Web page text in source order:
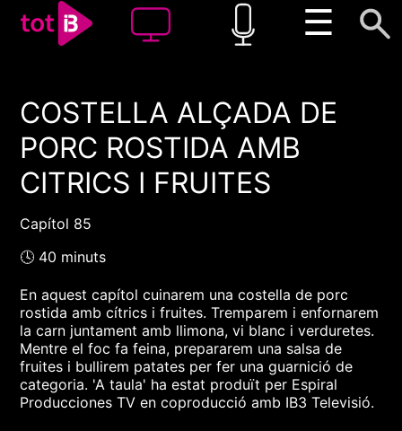
☰
00:00 00:00
1x
COSTELLA ALÇADA DE
PORC ROSTIDA AMB
CITRICS I FRUITES
Capítol 85
🕓 40 minuts
En aquest capítol cuinarem una costella de porc
rostida amb cítrics i fruites. Tremparem i enfornarem
la carn juntament amb llimona, vi blanc i verduretes.
Mentre el foc fa feina, prepararem una salsa de
fruites i bullirem patates per fer una guarnició de
categoria. 'A taula' ha estat produït per Espiral
Producciones TV en coproducció amb IB3 Televisió.